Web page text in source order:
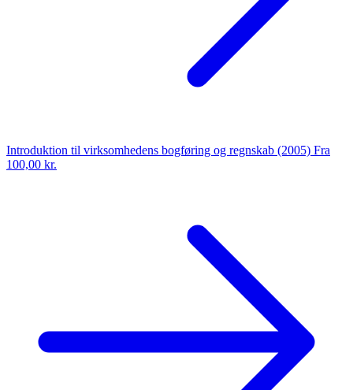
Introduktion til virksomhedens bogføring og regnskab (2005) Fra
100,00 kr.